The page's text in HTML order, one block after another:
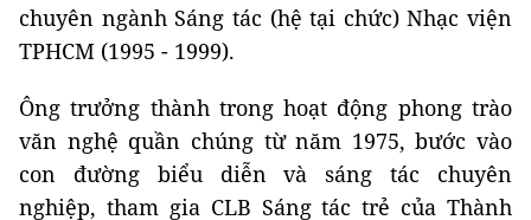
chuyên ngành Sáng tác (hệ tại chức) Nhạc viện
TPHCM (1995 - 1999).
Ông trưởng thành trong hoạt động phong trào
văn nghệ quần chúng từ năm 1975, bước vào
con đường biểu diễn và sáng tác chuyên
nghiệp, tham gia CLB Sáng tác trẻ của Thành